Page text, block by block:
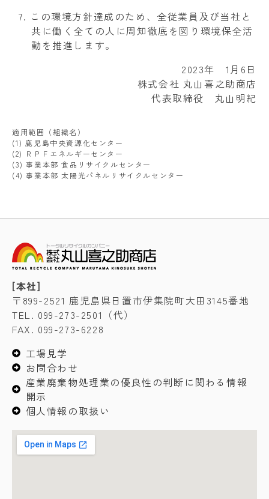
この環境方針達成のため、全従業員及び当社と
共に働く全ての人に周知徹底を図り環境保全活
動を推進します。
2023年 1月6日
株式会社 丸山喜之助商店
代表取締役 丸山明紀
適用範囲（組織名）
(1) 鹿児島中央資源化センター
(2) ＲＰＦエネルギーセンター
(3) 事業本部 食品リサイクルセンター
(4) 事業本部 太陽光パネルリサイクルセンター
[本社]
〒899-2521 鹿児島県日置市伊集院町大田3145番地
TEL. 099-273-2501（代）
FAX. 099-273-6228
工場見学
お問合わせ
産業廃棄物処理業の優良性の判断に関わる情報
開示
個人情報の取扱い